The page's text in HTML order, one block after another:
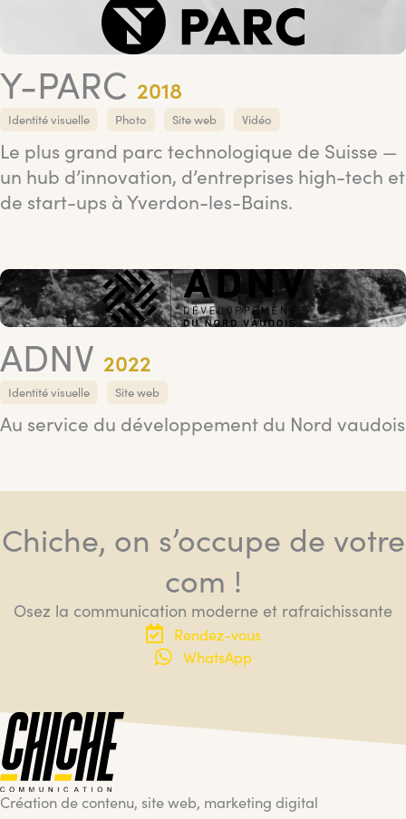
Y-PARC 2018
Identité visuelle Photo Site web Vidéo
Le plus grand parc technologique de Suisse —
un hub d’innovation, d’entreprises high-tech et
de start-ups à Yverdon-les-Bains.
ADNV 2022
Identité visuelle Site web
Au service du développement du Nord vaudois
Chiche, on s’occupe de votre
com !
Osez la communication moderne et rafraichissante
Rendez-vous
WhatsApp
Création de contenu, site web, marketing digital